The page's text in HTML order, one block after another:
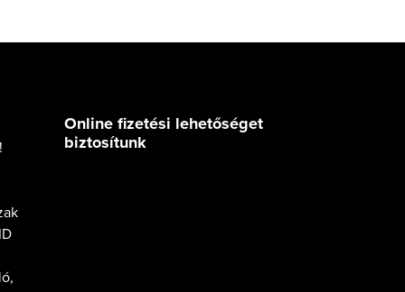
Online fizetési lehetőséget
biztosítunk